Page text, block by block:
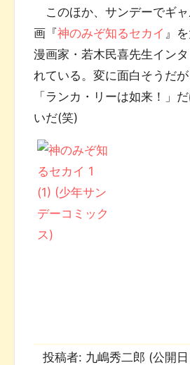
このほか、サンデーでギ
画『神のみぞ知るセカイ 』
漫画家・若木民喜先生イン
れている。変に面白そうだ
「ランカ・リーは如来！」
いだ(笑)
投稿者: 九嶋秀二郎 (公開日